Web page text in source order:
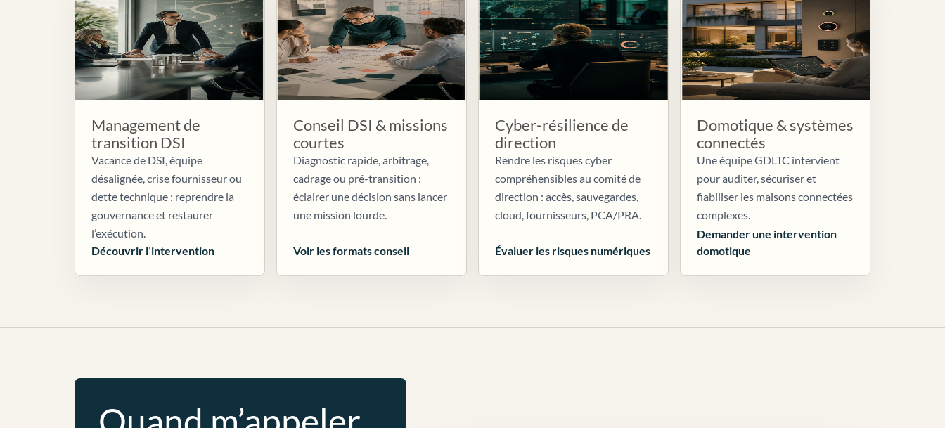
Management de
transition DSI
Vacance de DSI, équipe
désalignée, crise fournisseur ou
dette technique : reprendre la
gouvernance et restaurer
l’exécution.
Découvrir l’intervention
Conseil DSI & missions
courtes
Diagnostic rapide, arbitrage,
cadrage ou pré-transition :
éclairer une décision sans lancer
une mission lourde.
Voir les formats conseil
Cyber-résilience de
direction
Rendre les risques cyber
compréhensibles au comité de
direction : accès, sauvegardes,
cloud, fournisseurs, PCA/PRA.
Évaluer les risques numériques
Domotique & systèmes
connectés
Une équipe GDLTC intervient
pour auditer, sécuriser et
fiabiliser les maisons connectées
complexes.
Demander une intervention
domotique